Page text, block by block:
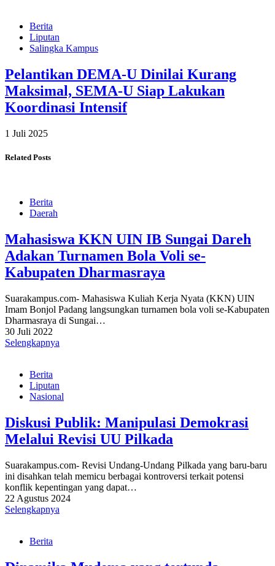
Berita
Liputan
Salingka Kampus
Pelantikan DEMA-U Dinilai Kurang
Maksimal, SEMA-U Siap Lakukan
Koordinasi Intensif
1 Juli 2025
Related Posts
Berita
Daerah
Mahasiswa KKN UIN IB Sungai Dareh
Adakan Turnamen Bola Voli se-
Kabupaten Dharmasraya
Suarakampus.com- Mahasiswa Kuliah Kerja Nyata (KKN) UIN
Imam Bonjol Padang langsungkan turnamen bola voli se-Kabupaten
Dharmasraya di Sungai…
30 Juli 2022
Selengkapnya
Berita
Liputan
Nasional
Diskusi Publik: Manipulasi Demokrasi
Melalui Revisi UU Pilkada
Suarakampus.com- Revisi Undang-Undang Pilkada yang baru-baru
ini disahkan telah memicu berbagai kontroversi terkait potensi
konflik kepentingan yang dapat…
22 Agustus 2024
Selengkapnya
Berita